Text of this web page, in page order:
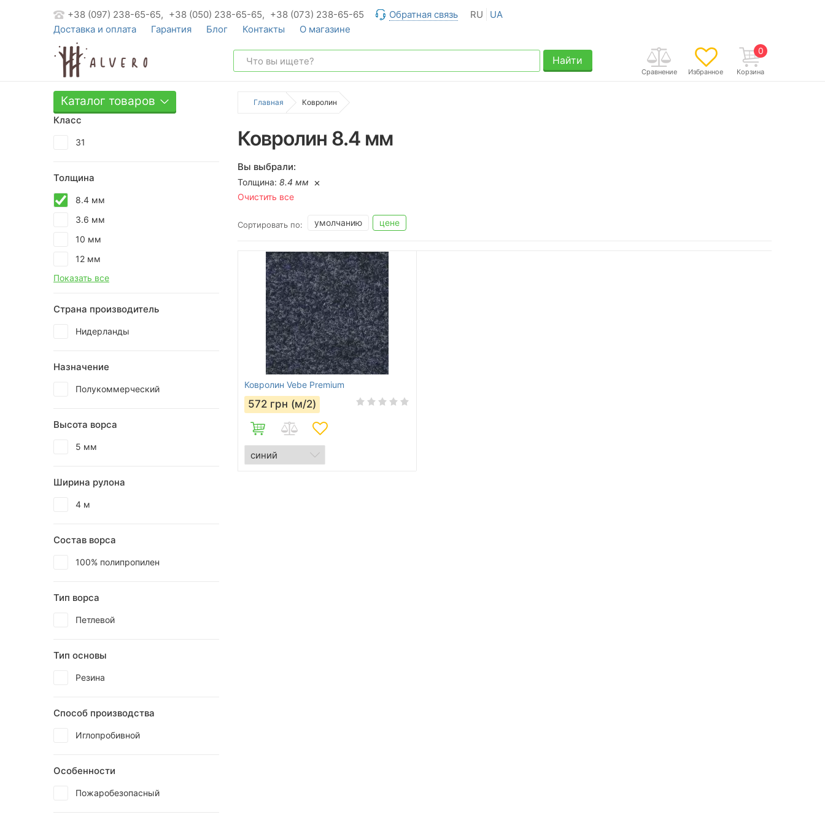
+38 (097) 238-65-65, +38 (050) 238-65-65, +38 (073) 238-65-65 Обратная связь RU
UA
Доставка и оплата
Гарантия Блог Контакты О магазине
0
Корзина
Избранное
Сравнение
Найти
Каталог товаров
Класс
31
Толщина
8.4 мм
3.6 мм
10 мм
12 мм
Показать все
Страна производитель
Нидерланды
Назначение
Полукоммерческий
Высота ворса
5 мм
Ширина рулона
4 м
Состав ворса
100% полипропилен
Тип ворса
Петлевой
Тип основы
Резина
Способ производства
Иглопробивной
Особенности
Пожаробезопасный
Главная Ковролин
Ковролин 8.4 мм
Вы выбрали:
Толщина: 8.4 мм
Очистить все
Сортировать по: умолчанию цене
Ковролин Vebe Premium
572 грн (м/2)